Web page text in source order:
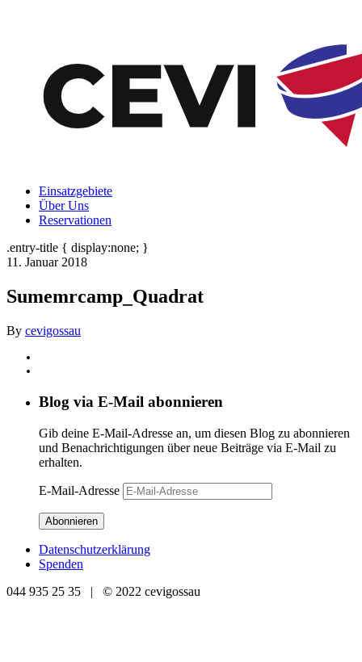
Einsatzgebiete
Über Uns
Reservationen
.entry-title { display:none; }
11. Januar 2018
Sumemrcamp_Quadrat
By cevigossau
Blog via E-Mail abonnieren
Gib deine E-Mail-Adresse an, um diesen Blog zu abonnieren
und Benachrichtigungen über neue Beiträge via E-Mail zu
erhalten.
E-Mail-Adresse
Abonnieren
Datenschutzerklärung
Spenden
044 935 25 35 | © 2022 cevigossau